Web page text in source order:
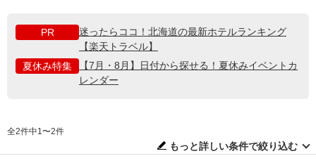
PR
迷ったらココ！北海道の最新ホテルランキング
【楽天トラベル】
夏休み特集
【7月・8月】日付から探せる！夏休みイベントカ
レンダー
全2件中1〜2件
もっと詳しい条件で絞り込む